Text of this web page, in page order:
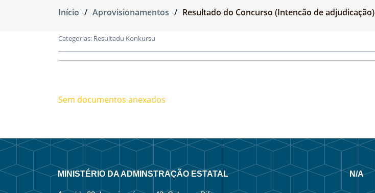
Início Aprovisionamentos Resultado do Concurso (Intencão de adjudicação)
Categorias: Resultadu Konkursu
Sem documentos anexados
MINISTÉRIO DA ADMINSTRAÇÃO ESTATAL N/A